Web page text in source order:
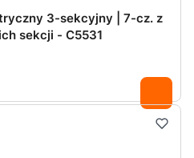
3-sekcyjny | 7-cz. z
sekcji - C5531